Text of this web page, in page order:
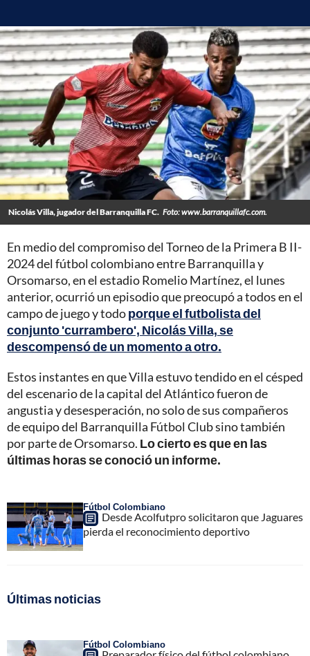
Nicolás Villa, jugador del Barranquilla FC. Foto: www.barranquillafc.com.
En medio del compromiso del Torneo de la Primera B II-
2024 del fútbol colombiano entre Barranquilla y
Orsomarso, en el estadio Romelio Martínez, el lunes
anterior, ocurrió un episodio que preocupó a todos en el
campo de juego y todoporque el futbolista del
conjunto 'currambero', Nicolás Villa, se
descompensó de un momento a otro.
Estos instantes en que Villa estuvo tendido en el césped
del escenario de la capital del Atlántico fueron de
angustia y desesperación, no solo de sus compañeros
de equipo del Barranquilla Fútbol Club sino también
por parte de Orsomarso. Lo cierto es que en las
últimas horas se conoció un informe.
Fútbol Colombiano
Desde Acolfutpro solicitaron que Jaguares
pierda el reconocimiento deportivo
Últimas noticias
Fútbol Colombiano